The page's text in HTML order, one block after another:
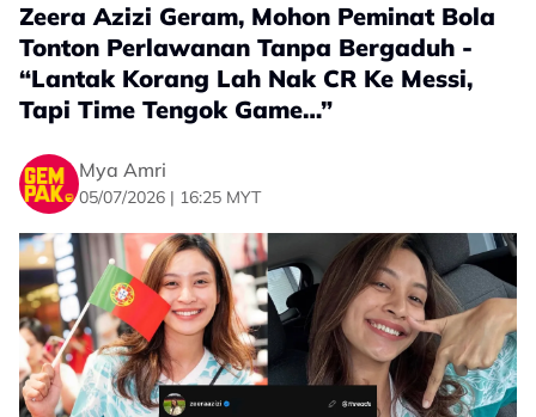
Zeera Azizi Geram, Mohon Peminat Bola
Tonton Perlawanan Tanpa Bergaduh -
“Lantak Korang Lah Nak CR Ke Messi,
Tapi Time Tengok Game…”
Mya Amri
05/07/2026 | 16:25 MYT